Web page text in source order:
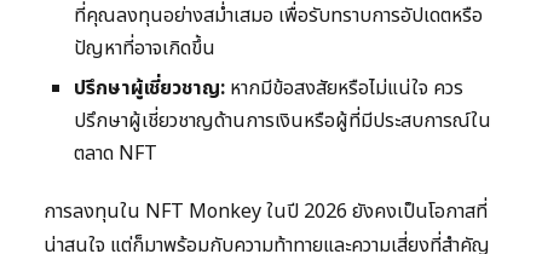
ที่คุณลงทุนอย่างสม่ำเสมอ เพื่อรับทราบการอัปเดตหรือ
ปัญหาที่อาจเกิดขึ้น
ปรึกษาผู้เชี่ยวชาญ: หากมีข้อสงสัยหรือไม่แน่ใจ ควร
ปรึกษาผู้เชี่ยวชาญด้านการเงินหรือผู้ที่มีประสบการณ์ใน
ตลาด NFT
การลงทุนใน NFT Monkey ในปี 2026 ยังคงเป็นโอกาสที่
น่าสนใจ แต่ก็มาพร้อมกับความท้าทายและความเสี่ยงที่สำคัญ